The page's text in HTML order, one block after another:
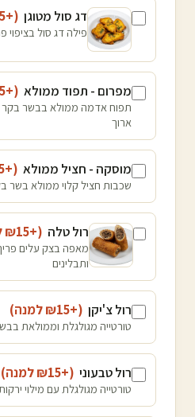
דג סול מטוגן (+₪
פילה דג סול בציפוי
מפרום - תפוד ממולא (+₪
תפוח אדמה ממולא בבשר בקר
ארוך
מוסקה - חציל ממולא (+₪
שכבות חציל קלוי ממולא בשר
רול טלה (+₪
15
מאפה בצק עלים
ותבלינים
רול צ'יקן (+₪
15 למנה)
טורטייה מגולגלת וממולאת
רול טבעוני (+₪
15 למנה)
טורטייה מגולגלת עם מילוי